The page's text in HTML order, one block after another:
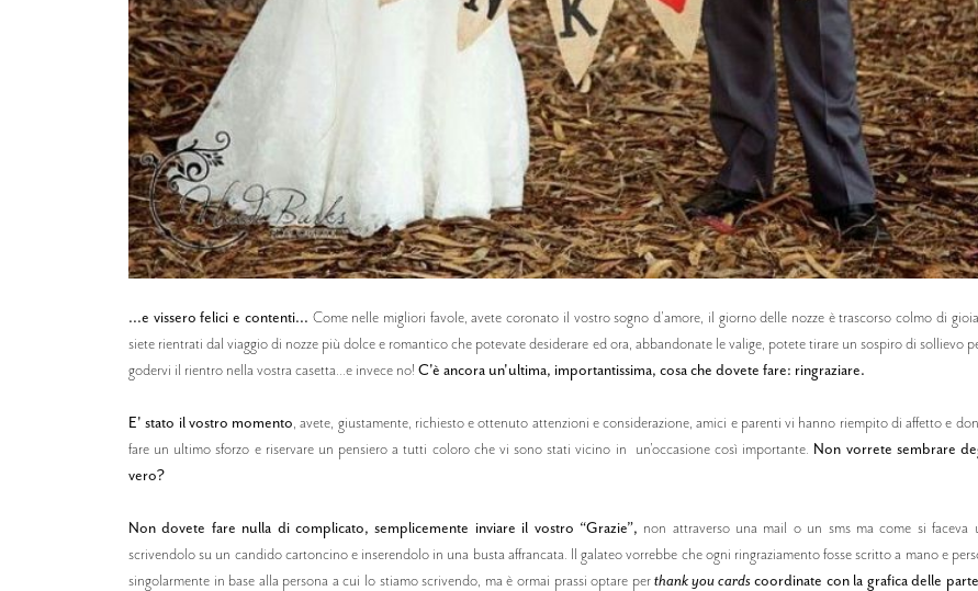
...e vissero felici e contenti... Come nelle migliori favole, avete coronato il vostro sogno d'amore, il giorno delle nozze è trascorso colmo di
siete rientrati dal viaggio di nozze più dolce e romantico che potevate desiderare ed ora, abbandonate le valige, potete tirare un sospiro di sollievo
godervi il rientro nella vostra casetta...e invece no! C'è ancora un'ultima, importantissima, cosa che dovete fare: ringraziare.
E' stato il vostro momento, avete, giustamente, richiesto e ottenuto attenzioni e considerazione, amici e parenti vi hanno riempito di affetto e
fare un ultimo sforzo e riservare un pensiero a tutti coloro che vi sono stati vicino in un'occasione così importante. Non vorrete sembrare
vero?
Non dovete fare nulla di complicato, semplicemente inviare il vostro “Grazie”, non attraverso una mail o un sms ma come si faceva
scrivendolo su un candido cartoncino e inserendolo in una busta affrancata. Il galateo vorrebbe che ogni ringraziamento fosse scritto a mano e
singolarmente in base alla persona a cui lo stiamo scrivendo, ma è ormai prassi optare perthank you cardscoordinate con la grafica delle